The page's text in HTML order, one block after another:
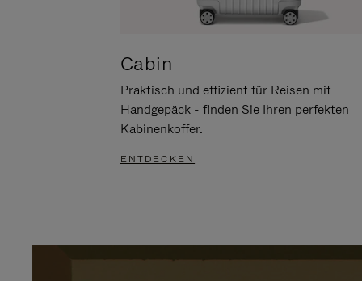
Cabin
Praktisch und effizient für Reisen mit
Handgepäck - finden Sie Ihren perfekten
Kabinenkoffer.
ENTDECKEN